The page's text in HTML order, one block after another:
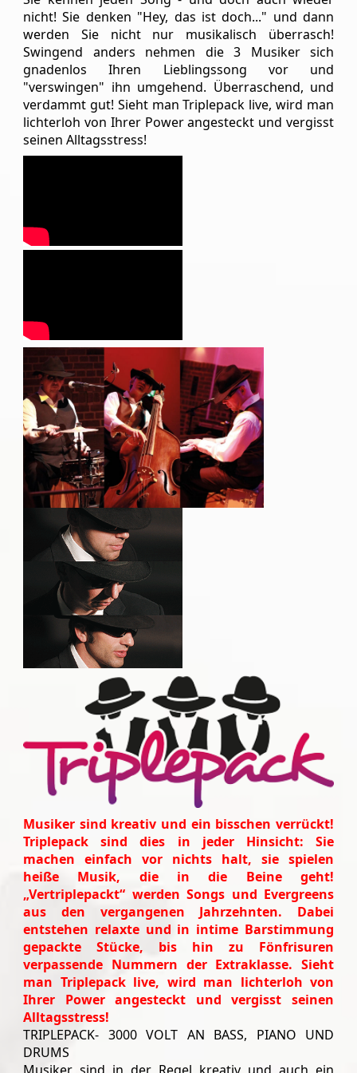
uns
an!
On
Tour
Partner
Warenkorb
RoofTop
nicht! Sie denken "Hey, das ist doch..." und dann
werden Sie nicht nur musikalisch überrasch!
Swingend anders nehmen die 3 Musiker sich
gnadenlos Ihren Lieblingssong vor und
"verswingen" ihn umgehend. Überraschend, und
verdammt gut! Sieht man Triplepack live, wird man
lichterloh von Ihrer Power angesteckt und vergisst
seinen Alltagsstress!
Musiker sind kreativ und ein bisschen verrückt!
Triplepack sind dies in jeder Hinsicht: Sie
machen einfach vor nichts halt, sie spielen
heiße Musik, die in die Beine geht!
„Vertriplepackt“ werden Songs und Evergreens
aus den vergangenen Jahrzehnten. Dabei
entstehen relaxte und in intime Barstimmung
gepackte Stücke, bis hin zu Fönfrisuren
verpassende Nummern der Extraklasse. Sieht
man Triplepack live, wird man lichterloh von
Ihrer Power angesteckt und vergisst seinen
Alltagsstress!
TRIPLEPACK- 3000 VOLT AN BASS, PIANO UND
DRUMS